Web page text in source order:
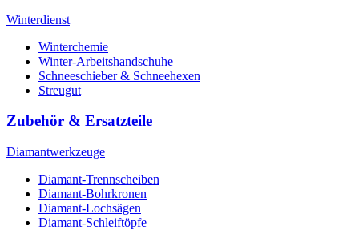
Winterdienst
Winterchemie
Winter-Arbeitshandschuhe
Schneeschieber & Schneehexen
Streugut
Zubehör & Ersatzteile
Diamantwerkzeuge
Diamant-Trennscheiben
Diamant-Bohrkronen
Diamant-Lochsägen
Diamant-Schleiftöpfe